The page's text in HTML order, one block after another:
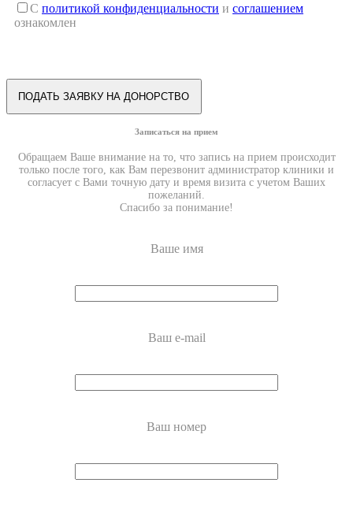
С политикой конфиденциальности и соглашением
ознакомлен
Записаться на прием
Обращаем Ваше внимание на то, что запись на прием происходит
только после того, как Вам перезвонит администратор клиники и
согласует с Вами точную дату и время визита с учетом Ваших
пожеланий.
Спасибо за понимание!
Ваше имя
Ваш e-mail
Ваш номер